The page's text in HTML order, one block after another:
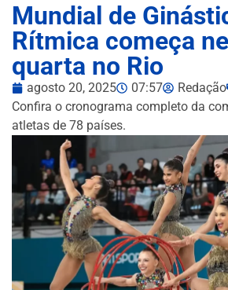
Mundial de
Rítmica começa
quarta no Rio
agosto 20, 2025 07:57 Redação
Confira o cronograma completo da
atletas de 78 países.